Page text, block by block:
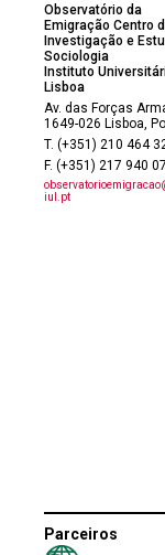
Observatório da
Emigração Centro
Investigação e
Sociologia
Instituto
Lisboa
Av. das Forças
1649-026 Lisboa,
T. (+351) 210 464
F. (+351) 217 940
iul.pt
Parceiros